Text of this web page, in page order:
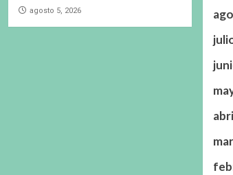
agosto 5, 2026